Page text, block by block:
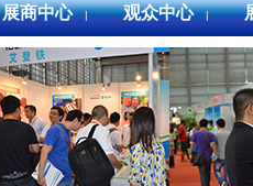
展商中心 | 观众中心 |